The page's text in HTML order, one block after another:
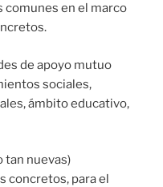
en el marco
de apoyo mutuo
sociales,
ámbito educativo,
tan nuevas)
concretos, para el